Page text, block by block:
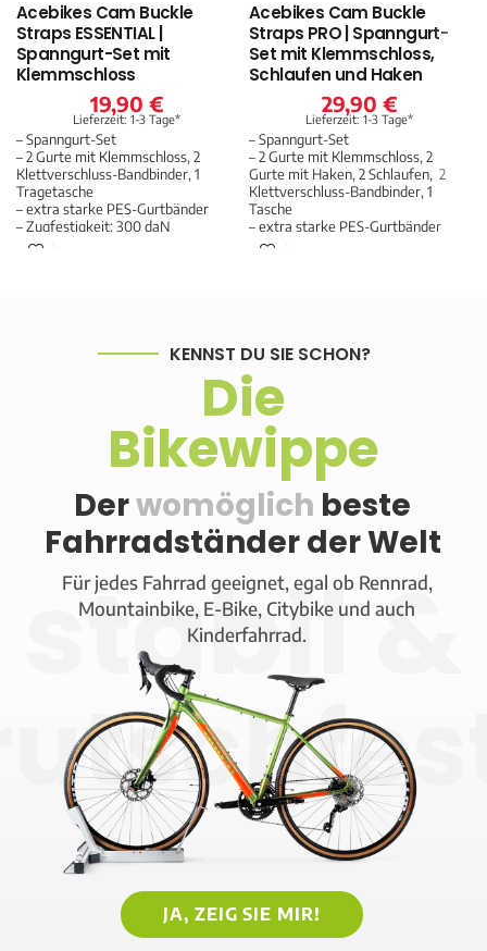
Acebikes Cam Buckle
Straps ESSENTIAL |
Spanngurt-Set mit
Klemmschloss
19,90€
Lieferzeit: 1-3 Tage*
– Spanngurt-Set
– 2 Gurte mit Klemmschloss, 2
Klettverschluss-Bandbinder, 1
Tragetasche
– extra starke PES-Gurtbänder
– Zugfestigkeit: 300 daN
Acebikes Cam Buckle
Straps PRO | Spanngurt-
Set mit Klemmschloss,
Schlaufen und Haken
29,90€
Lieferzeit: 1-3 Tage*
– Spanngurt-Set
– 2 Gurte mit Klemmschloss, 2
Gurte mit Haken, 2 Schlaufen, 2
Klettverschluss-Bandbinder, 1
Tasche
– extra starke PES-Gurtbänder
– Zugfestigkeit: 300 daN
Die
Bikewippe
Derwomöglich beste
Fahrradständer der Welt
JA, ZEIG SIE MIR!
stabil &
KENNST DU SIE SCHON?
Für jedes Fahrrad geeignet, egal ob Rennrad,
Mountainbike, E-Bike, Citybike und auch
Kinderfahrrad.